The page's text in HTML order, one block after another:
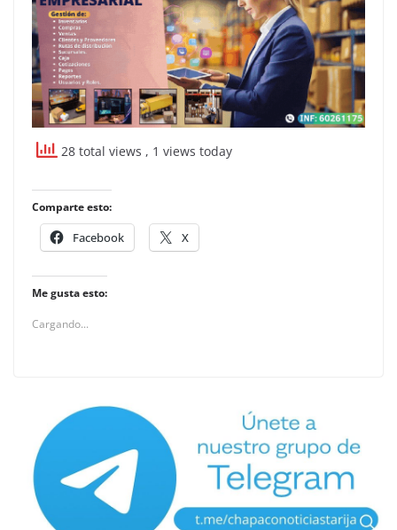
28 total views , 1 views today
Comparte esto:
Facebook X
Me gusta esto:
Cargando...